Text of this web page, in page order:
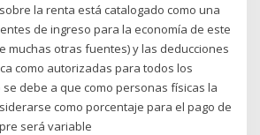
la renta está catalogado como una
de ingreso para la economía de este
muchas otras fuentes) y las deducciones
como autorizadas para todos los
debe a que como personas físicas la
como porcentaje para el pago de
será variable